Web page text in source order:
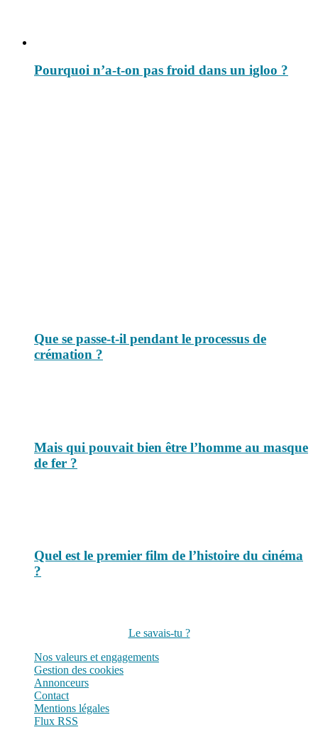
Pourquoi n’a-t-on pas froid dans un igloo ?
Que se passe-t-il pendant le processus de
crémation ?
Mais qui pouvait bien être l’homme au masque
de fer ?
Quel est le premier film de l’histoire du cinéma
?
Le savais-tu ?
Nos valeurs et engagements
Gestion des cookies
Annonceurs
Contact
Mentions légales
Flux RSS